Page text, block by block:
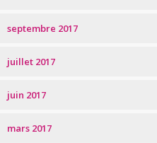
septembre 2017
juillet 2017
juin 2017
mars 2017